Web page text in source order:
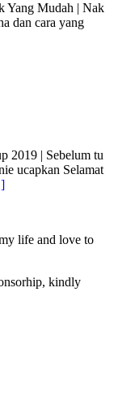
Yang Mudah | Nak
dan cara yang
2019 | Sebelum tu
ucapkan Selamat
life and love to
kindly